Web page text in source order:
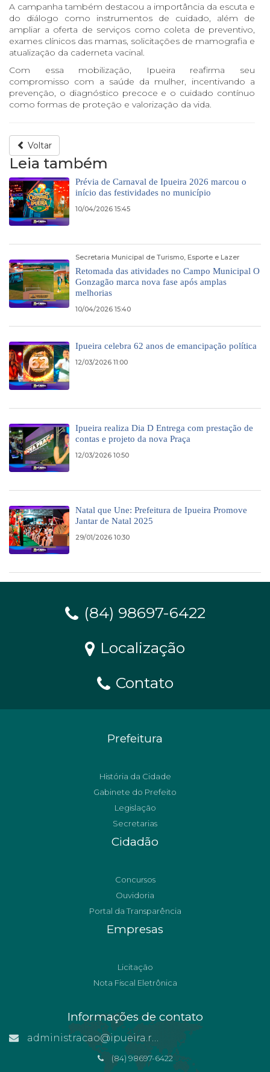
A campanha também destacou a importância da escuta e
do diálogo como instrumentos de cuidado, além de
ampliar a oferta de serviços como coleta de preventivo,
exames clínicos das mamas, solicitações de mamografia e
atualização da caderneta vacinal.
Com essa mobilização, Ipueira reafirma seu
compromisso com a saúde da mulher, incentivando a
prevenção, o diagnóstico precoce e o cuidado contínuo
como formas de proteção e valorização da vida.
Voltar
Leia também
Prévia de Carnaval de Ipueira 2026 marcou o
início das festividades no município
10/04/2026 15:45
Secretaria Municipal de Turismo, Esporte e Lazer
Retomada das atividades no Campo Municipal O
Gonzagão marca nova fase após amplas
melhorias
10/04/2026 15:40
Ipueira celebra 62 anos de emancipação política
12/03/2026 11:00
Ipueira realiza Dia D Entrega com prestação de
contas e projeto da nova Praça
12/03/2026 10:50
Natal que Une: Prefeitura de Ipueira Promove
Jantar de Natal 2025
29/01/2026 10:30
(84) 98697-6422
Localização
Contato
Prefeitura
História da Cidade
Gabinete do Prefeito
Legislação
Secretarias
Cidadão
Concursos
Ouvidoria
Portal da Transparência
Empresas
Licitação
Nota Fiscal Eletrônica
Informações de contato
administracao@ipueira.rn.gov.br
(84) 98697-6422